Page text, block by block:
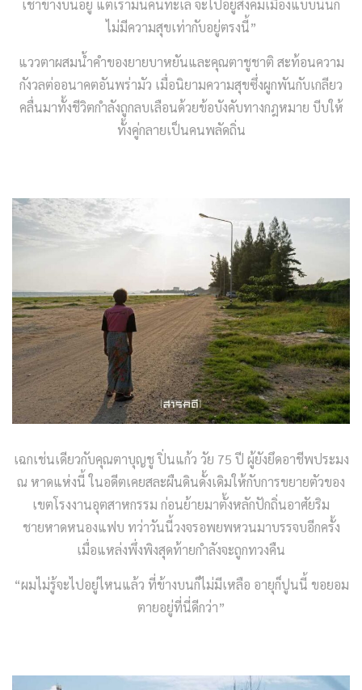
เช่าข้างบนอยู่ แต่เรามันคนทะเล จะไปอยู่สังคมเมืองแบบนั้นก็
ไม่มีความสุขเท่ากับอยู่ตรงนี้”
แววตาผสมน้ำคำของยายบาหยันและคุณตาชูชาติ สะท้อนความ
กังวลต่ออนาคตอันพร่ามัว เมื่อนิยามความสุขซึ่งผูกพันกับเกลียว
คลื่นมาทั้งชีวิตกำลังถูกลบเลือนด้วยข้อบังคับทางกฎหมาย บีบให้
ทั้งคู่กลายเป็นคนพลัดถิ่น
เฉกเช่นเดียวกับคุณตาบุญชู ปิ่นแก้ว วัย 75 ปี ผู้ยังยึดอาชีพประมง
ณ หาดแห่งนี้ ในอดีตเคยสละผืนดินดั้งเดิมให้กับการขยายตัวของ
เขตโรงงานอุตสาหกรรม ก่อนย้ายมาตั้งหลักปักถิ่นอาศัยริม
ชายหาดหนองแฟบ ทว่าวันนี้วงจรอพยพหวนมาบรรจบอีกครั้ง
เมื่อแหล่งพึ่งพิงสุดท้ายกำลังจะถูกทวงคืน
“ผมไม่รู้จะไปอยู่ไหนแล้ว ที่ข้างบนก็ไม่มีเหลือ อายุก็ปูนนี้ ขอยอม
ตายอยู่ที่นี่ดีกว่า”